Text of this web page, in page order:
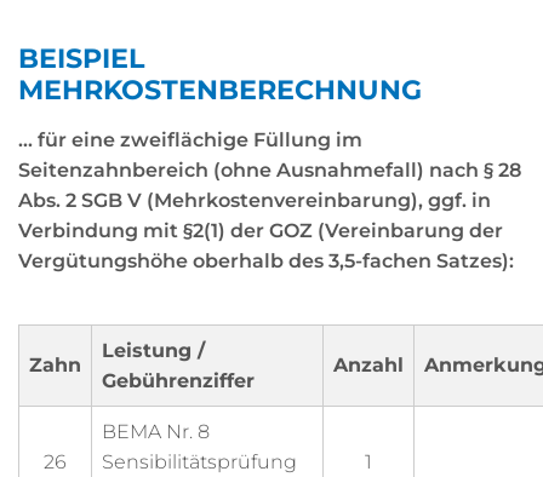
BEISPIEL
MEHRKOSTENBERECHNUNG
... für eine zweiflächige Füllung im
Seitenzahnbereich (ohne Ausnahmefall) nach § 28
Abs. 2 SGB V (Mehrkostenvereinbarung), ggf. in
Verbindung mit §2(1) der GOZ (Vereinbarung der
Vergütungshöhe oberhalb des 3,5-fachen Satzes):
Zahn
Leistung /
Gebührenziffer
Anzahl
26
BEMA Nr. 8
Sensibilitätsprüfung
1